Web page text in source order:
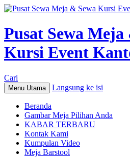
Pusat Sewa Meja
Kursi Event
Cari
Menu Utama Langsung ke isi
Beranda
Gambar Meja Pilihan Anda
KABAR TERBARU
Kontak Kami
Kumpulan Video
Meja Barstool